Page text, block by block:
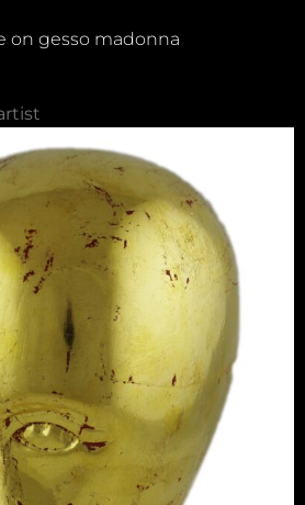
on gesso madonna